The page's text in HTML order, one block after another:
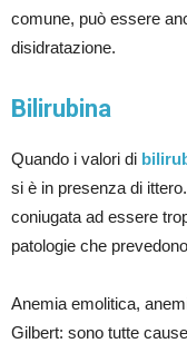
comune, può essere
disidratazione.
Bilirubina
Quando i valori di
si è in presenza di
coniugata ad essere
patologie che
Anemia emolitica,
Gilbert: sono tutte